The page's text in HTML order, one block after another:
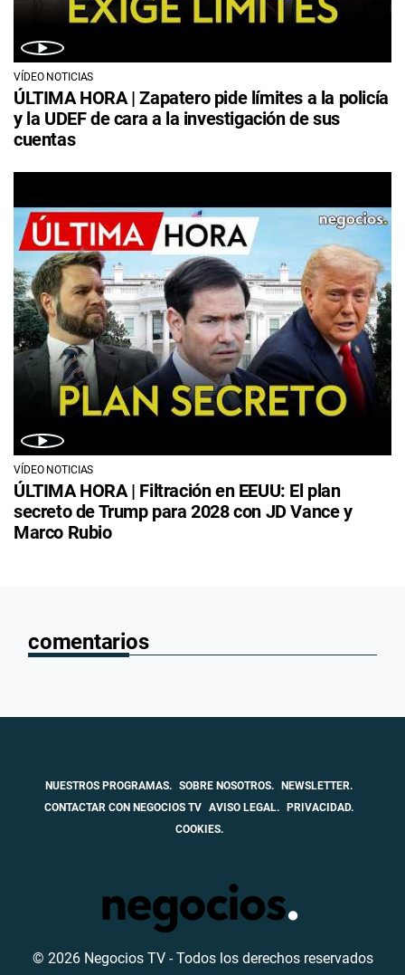
VÍDEO NOTICIAS
ÚLTIMA HORA | Zapatero pide límites a la policía
y la UDEF de cara a la investigación de sus
cuentas
VÍDEO NOTICIAS
ÚLTIMA HORA | Filtración en EEUU: El plan
secreto de Trump para 2028 con JD Vance y
Marco Rubio
comentarios
NUESTROS PROGRAMAS. SOBRE NOSOTROS.
NEWSLETTER.
CONTACTAR CON NEGOCIOS TV AVISO LEGAL.
PRIVACIDAD.
COOKIES.
© 2026 Negocios TV - Todos los derechos reservados